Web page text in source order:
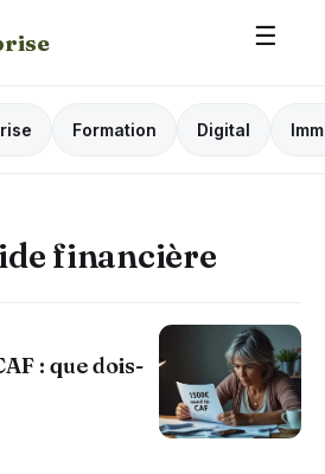
☰
Formation Digital
financière
: que dois-